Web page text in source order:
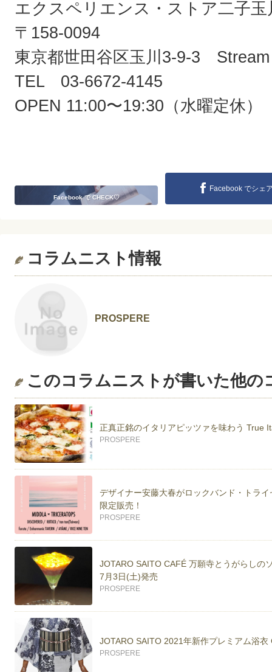
エクスペリエンス・ストア二子玉
〒158-0094
東京都世田谷区玉川3-9-3 Stream
TEL 03-6672-4145
OPEN 11:00〜19:30（水曜定休）
Facebook で CHECK♡
Facebook でシェ
コラムニスト情報
PROSPERE
このコラムニストが書いた他の
正真正銘のイタリアピッツァを味わう True
PROSPERE
デザイナー安藤大春がロックバンド・トラ
限定販売！
PROSPERE
JOTARO SAITO CAFÉ 万願寺とうがらしの
7月3日(土)発売
PROSPERE
JOTARO SAITO 2021年新作プレミアム浴
PROSPERE